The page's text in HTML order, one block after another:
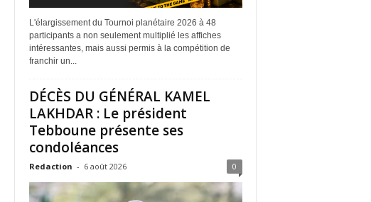
L'élargissement du Tournoi planétaire 2026 à 48
participants a non seulement multiplié les affiches
intéressantes, mais aussi permis à la compétition de
franchir un...
DÉCÈS DU GÉNÉRAL KAMEL
LAKHDAR : Le président
Tebboune présente ses
condoléances
Redaction - 6 août 2026 0